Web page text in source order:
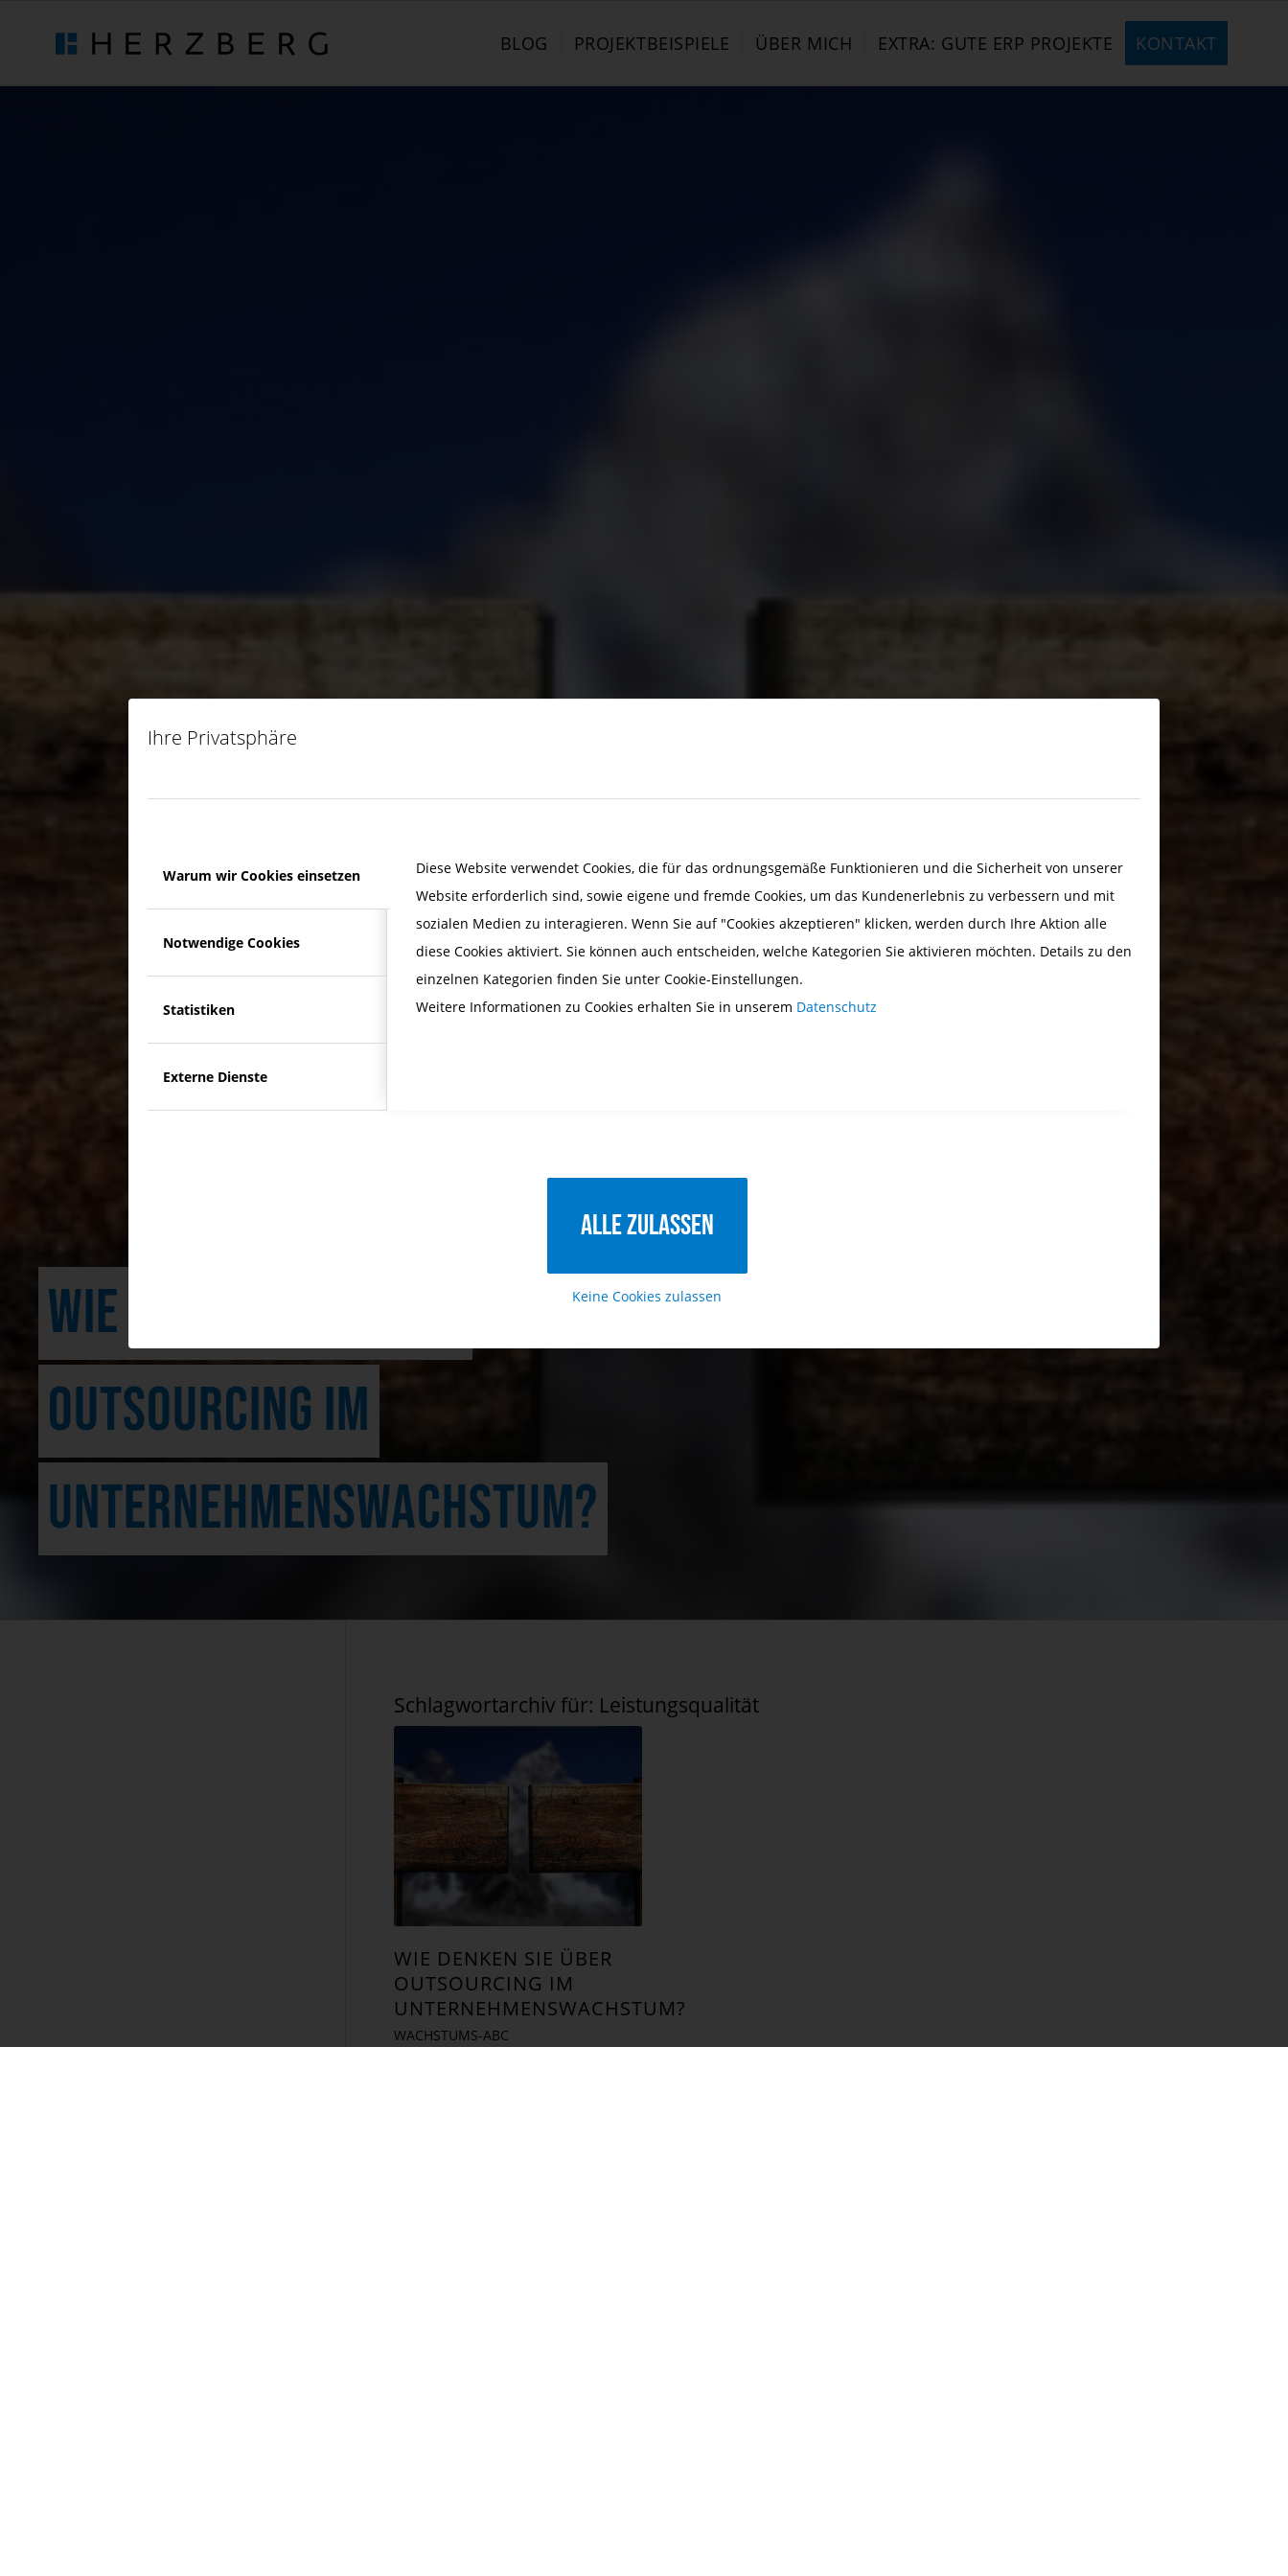
Ihre Privatsphäre
Warum wir Cookies einsetzen
Notwendige Cookies
Statistiken
Externe Dienste
Diese Website verwendet Cookies, die für das ordnungsgemäße Funktionieren und die Sicherheit von unserer
Website erforderlich sind, sowie eigene und fremde Cookies, um das Kundenerlebnis zu verbessern und mit
sozialen Medien zu interagieren. Wenn Sie auf "Cookies akzeptieren" klicken, werden durch Ihre Aktion alle
diese Cookies aktiviert. Sie können auch entscheiden, welche Kategorien Sie aktivieren möchten. Details zu den
einzelnen Kategorien finden Sie unter Cookie-Einstellungen.
Weitere Informationen zu Cookies erhalten Sie in unserem Datenschutz
Alle zulassen
Keine Cookies zulassen
BLOG PROJEKTBEISPIELE ÜBER MICH EXTRA: GUTE ERP PROJEKTE KONTAKT
WIE DENKEN SIE ÜBER
OUTSOURCING IM
UNTERNEHMENSWACHSTUM?
Schlagwortarchiv für: Leistungsqualität
WIE DENKEN SIE ÜBER
OUTSOURCING IM
UNTERNEHMENSWACHSTUM?
WACHSTUMS-ABC